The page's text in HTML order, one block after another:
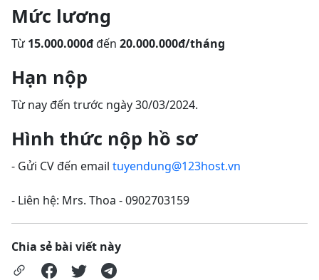
Mức lương
Từ15.000.000đđến 20.000.000đ/tháng
Hạn nộp
Từ nay đến trước ngày 30/03/2024.
Hình thức nộp hồ sơ
- Gửi CV đến email tuyendung@123host.vn
- Liên hệ: Mrs. Thoa - 0902703159
Chia sẻ bài viết này